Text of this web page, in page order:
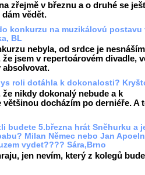
zřejmě v březnu a o druhé se
vědět.
konkurzu na muzikálovú postavu
BL
nebyla, od srdce je
jsem v repertoárovém divadle,
absolvovat.
roli dotáhla k dokonalosti?
nikdy dokonalý nebude a k
docházím po derniéře. A
budete 5.března hrát Sněhurku a
Milan Němec nebo Jan
vydet???? Sára,Brno
jen nevím, který z kolegů bude